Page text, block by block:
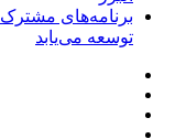
برنامه‌های
توسعه می‌یابد